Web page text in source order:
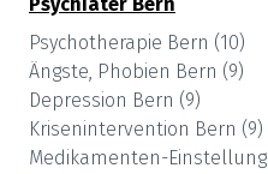
Psychotherapie Bern (10)
Ängste, Phobien Bern (9)
Depression Bern (9)
Krisenintervention Bern (9)
Medikamenten-Einstellung